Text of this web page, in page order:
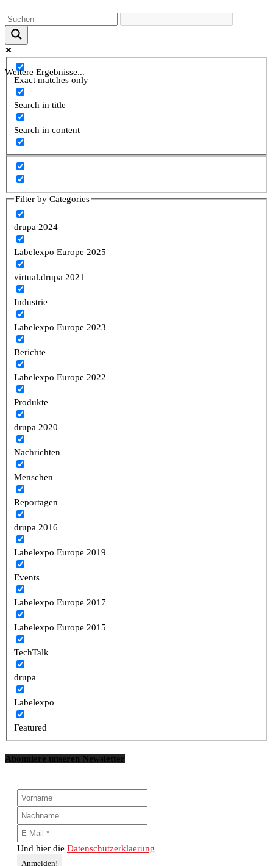
Weitere Ergebnisse...
Exact matches only
Search in title
Search in content
Filter by Categories
drupa 2024
Labelexpo Europe 2025
virtual.drupa 2021
Industrie
Labelexpo Europe 2023
Berichte
Labelexpo Europe 2022
Produkte
drupa 2020
Nachrichten
Menschen
Reportagen
drupa 2016
Labelexpo Europe 2019
Events
Labelexpo Europe 2017
Labelexpo Europe 2015
TechTalk
drupa
Labelexpo
Featured
Abonniere unseren Newsletter
Und hier die Datenschutzerklaerung